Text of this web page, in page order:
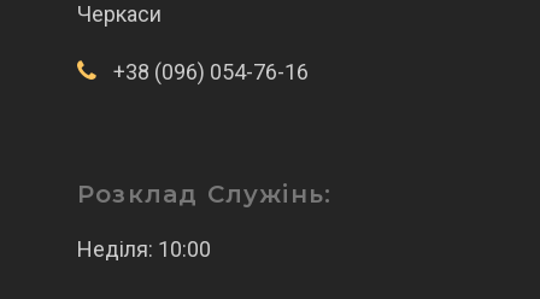
Черкаси
+38 (096) 054-76-16
Розклад Служінь:
Неділя: 10:00